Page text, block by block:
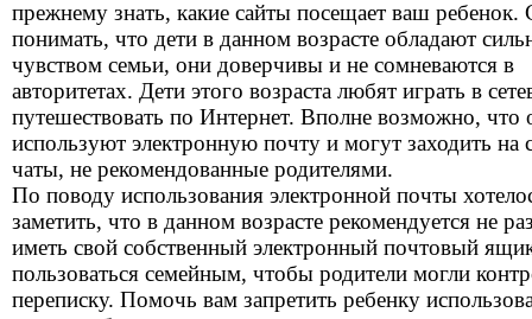
прежнему знать, какие сайты посещает ваш ребенок.
понимать, что дети в данном возрасте обладают
чувством семьи, они доверчивы и не сомневаются в
авторитетах. Дети этого возраста любят играть в
путешествовать по Интернет. Вполне возможно, что
используют электронную почту и могут заходить на
чаты, не рекомендованные родителями.
По поводу использования электронной почты
заметить, что в данном возрасте рекомендуется не
иметь свой собственный электронный почтовый
пользоваться семейным, чтобы родители могли
переписку. Помочь вам запретить ребенку